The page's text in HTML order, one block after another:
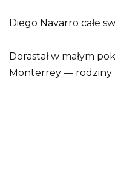
Diego Navarro całe
Dorastał w małym
Monterrey — rodziny